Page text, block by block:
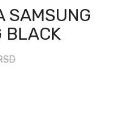
SAMSUNG
BLACK